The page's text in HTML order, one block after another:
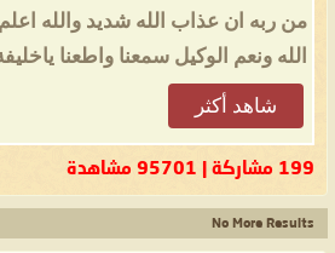
من ربه ان عذاب الله شديد والله
الله ونعم الوكيل سمعنا واطعنا
شاهد أكثر
199 مشاركة | 95701 مشاهدة
No More Results